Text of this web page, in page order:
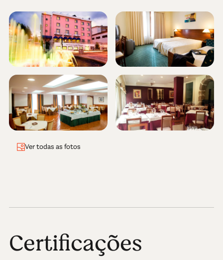
Ver todas as fotos
Certificações